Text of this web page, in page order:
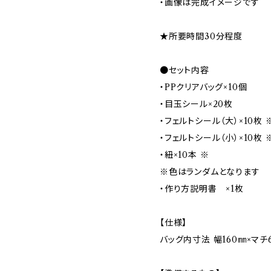
・画像は完成イメージです
★所要時間30分程度
●セット内容
・PPクリアバッグ×10個
・目玉シール×20枚
・フェルトシール（大）×10枚
・フェルトシール（小）×10枚
・紐×10本 ※
※色はランダムとなります
・作り方説明書 ×1枚
【仕様】
バッグ内寸法 幅160㎜×マ